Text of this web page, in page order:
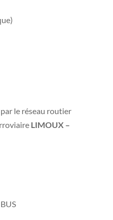
le réseau routier
LIMOUX –